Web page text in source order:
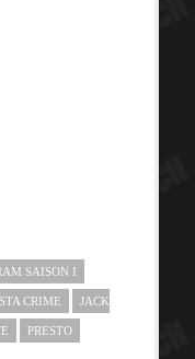
SAISON I
CRIME JACK
PRESTO